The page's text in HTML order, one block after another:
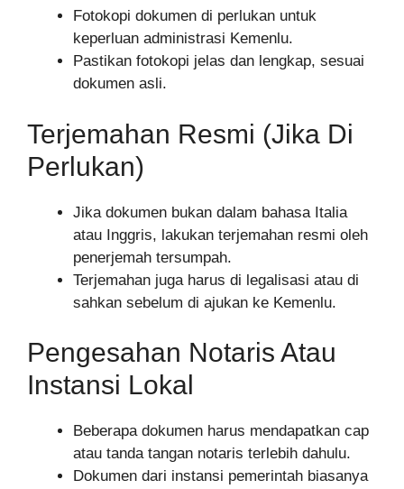
Fotokopi dokumen di perlukan untuk
keperluan administrasi Kemenlu.
Pastikan fotokopi jelas dan lengkap, sesuai
dokumen asli.
Terjemahan Resmi (Jika Di
Perlukan)
Jika dokumen bukan dalam bahasa Italia
atau Inggris, lakukan terjemahan resmi oleh
penerjemah tersumpah.
Terjemahan juga harus di legalisasi atau di
sahkan sebelum di ajukan ke Kemenlu.
Pengesahan Notaris Atau
Instansi Lokal
Beberapa dokumen harus mendapatkan cap
atau tanda tangan notaris terlebih dahulu.
Dokumen dari instansi pemerintah biasanya